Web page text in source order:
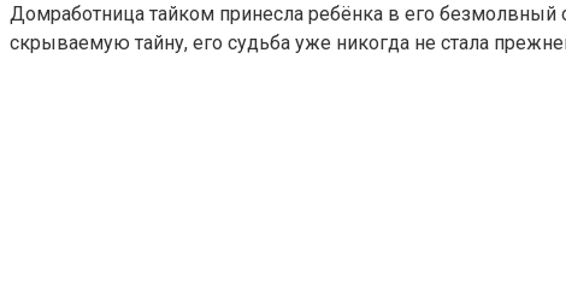
Домработница тайком принесла ребёнка в его
скрываемую тайну, его судьба уже никогда не стала